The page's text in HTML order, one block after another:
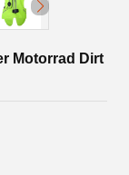
Motorrad Dirt